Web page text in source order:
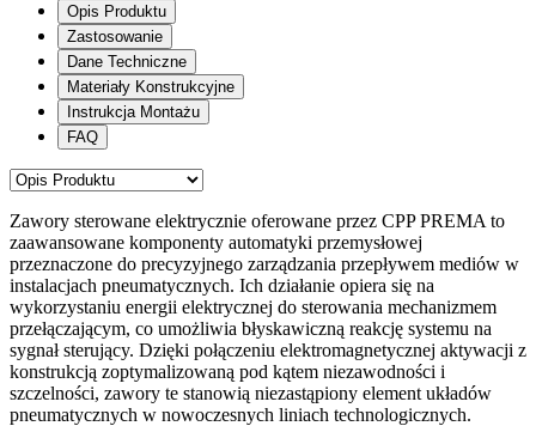
Opis Produktu
Zastosowanie
Dane Techniczne
Materiały Konstrukcyjne
Instrukcja Montażu
FAQ
Zawory sterowane elektrycznie oferowane przez CPP PREMA to
zaawansowane komponenty automatyki przemysłowej
przeznaczone do precyzyjnego zarządzania przepływem mediów w
instalacjach pneumatycznych. Ich działanie opiera się na
wykorzystaniu energii elektrycznej do sterowania mechanizmem
przełączającym, co umożliwia błyskawiczną reakcję systemu na
sygnał sterujący. Dzięki połączeniu elektromagnetycznej aktywacji z
konstrukcją zoptymalizowaną pod kątem niezawodności i
szczelności, zawory te stanowią niezastąpiony element układów
pneumatycznych w nowoczesnych liniach technologicznych.